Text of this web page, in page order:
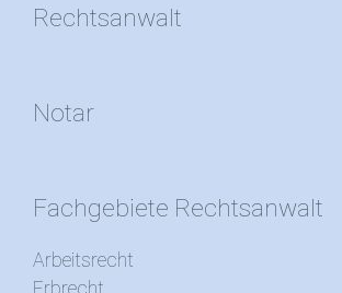
Rechtsanwalt
Notar
Fachgebiete Rechtsanwalt
Arbeitsrecht
Erbrecht